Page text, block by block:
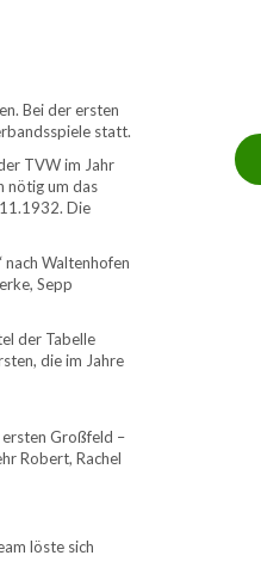
Bei der ersten
statt.
TVW im Jahr
nötig um das
Die
Waltenhofen
Sepp
der Tabelle
die im Jahre
Großfeld –
Robert, Rachel
löste sich